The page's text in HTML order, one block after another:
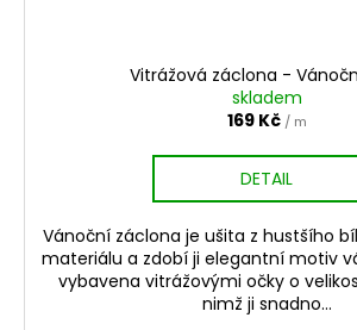
Vitrážová záclona -
skladem
169 Kč / m
DETAIL
Vánoční záclona je ušita z hustšího
materiálu a zdobí ji elegantní motiv
vybavena vitrážovými očky o
nimž ji snadno...